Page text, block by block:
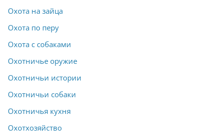
Охота на зайца
Охота по перу
Охота с собаками
Охотничье оружие
Охотничьи истории
Охотничьи собаки
Охотничья кухня
Охотхозяйство